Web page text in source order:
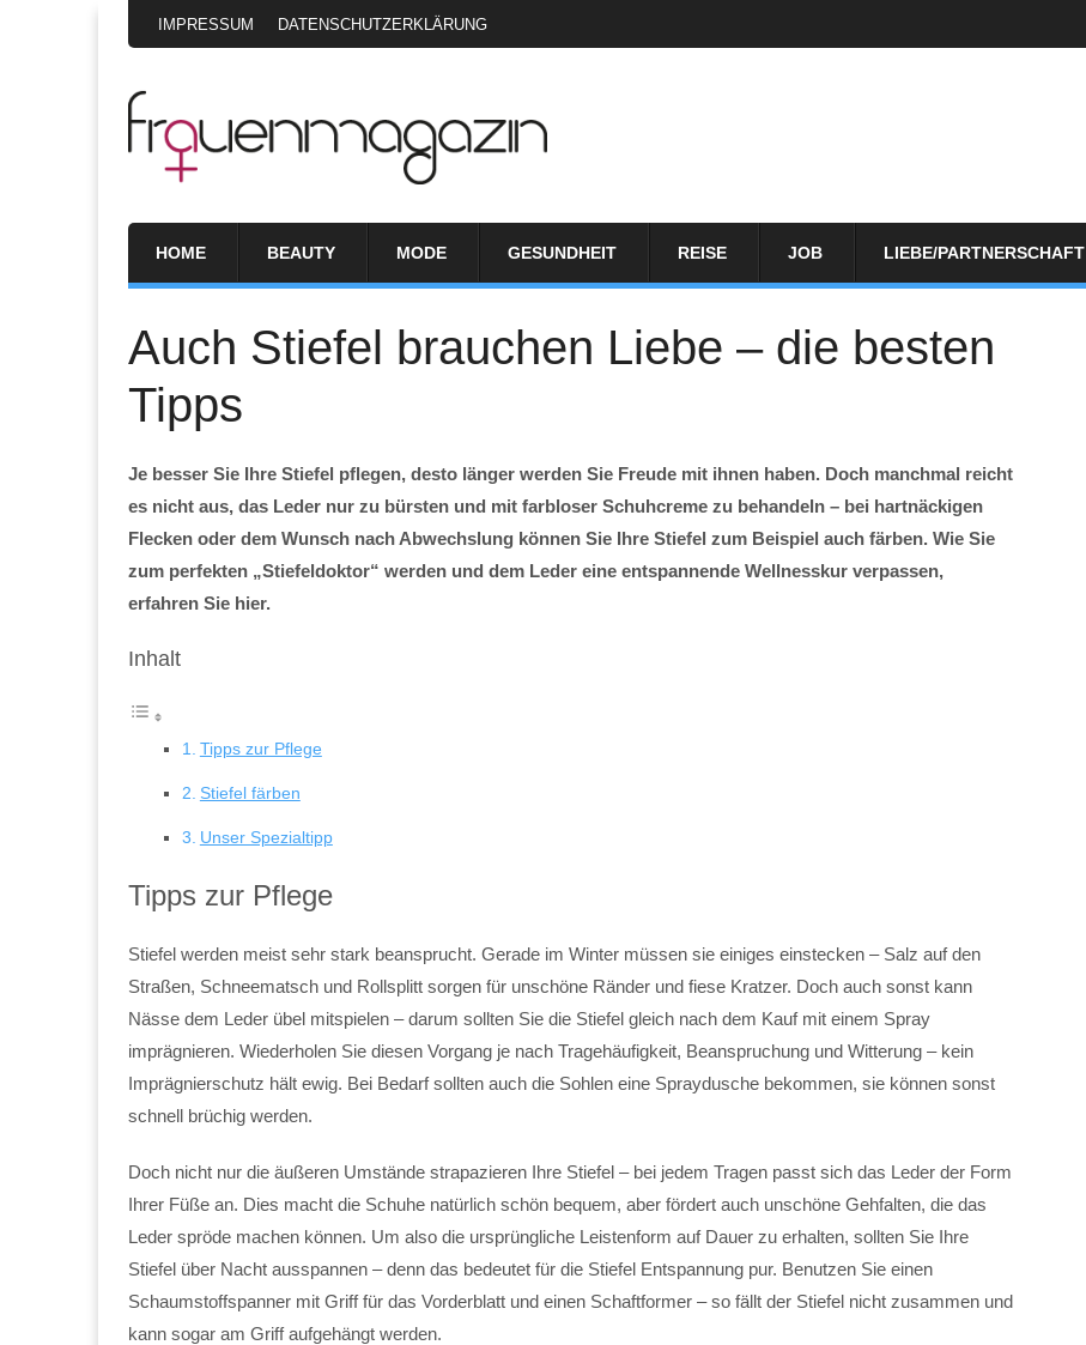
IMPRESSUM DATENSCHUTZERKLÄRUNG
HOME BEAUTY MODE GESUNDHEIT REISE JOB LIEBE/PARTNERSCHAFT
Auch Stiefel brauchen Liebe – die besten
Tipps
Je besser Sie Ihre Stiefel pflegen, desto länger werden Sie Freude mit ihnen haben. Doch manchmal reicht
es nicht aus, das Leder nur zu bürsten und mit farbloser Schuhcreme zu behandeln – bei hartnäckigen
Flecken oder dem Wunsch nach Abwechslung können Sie Ihre Stiefel zum Beispiel auch färben. Wie Sie
zum perfekten „Stiefeldoktor“ werden und dem Leder eine entspannende Wellnesskur verpassen,
erfahren Sie hier.
Inhalt
Tipps zur Pflege
Stiefel färben
Unser Spezialtipp
Tipps zur Pflege
Stiefel werden meist sehr stark beansprucht. Gerade im Winter müssen sie einiges einstecken – Salz auf den
Straßen, Schneematsch und Rollsplitt sorgen für unschöne Ränder und fiese Kratzer. Doch auch sonst kann
Nässe dem Leder übel mitspielen – darum sollten Sie die Stiefel gleich nach dem Kauf mit einem Spray
imprägnieren. Wiederholen Sie diesen Vorgang je nach Tragehäufigkeit, Beanspruchung und Witterung – kein
Imprägnierschutz hält ewig. Bei Bedarf sollten auch die Sohlen eine Spraydusche bekommen, sie können sonst
schnell brüchig werden.
Doch nicht nur die äußeren Umstände strapazieren Ihre Stiefel – bei jedem Tragen passt sich das Leder der Form
Ihrer Füße an. Dies macht die Schuhe natürlich schön bequem, aber fördert auch unschöne Gehfalten, die das
Leder spröde machen können. Um also die ursprüngliche Leistenform auf Dauer zu erhalten, sollten Sie Ihre
Stiefel über Nacht ausspannen – denn das bedeutet für die Stiefel Entspannung pur. Benutzen Sie einen
Schaumstoffspanner mit Griff für das Vorderblatt und einen Schaftformer – so fällt der Stiefel nicht zusammen und
kann sogar am Griff aufgehängt werden.